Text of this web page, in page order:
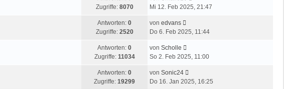
a
i
r
a
r
B
i
r
a
t
r
B
i
r
a
Zugriffe: 8070
e
z
t
r
B
i
Mi 12. Feb 2025, 21:47
Antworten: 0
Zugriffe: 2520
L
e
z
t
r
B
von edvans
Do 6. Feb 2025, 11:44
Antworten: 0
Zugriffe: 11034
L
e
z
t
von Scholle
So 2. Feb 2025, 11:00
Antworten: 0
Zugriffe: 19299
L
e
von Sonic24
Do 16. Jan 2025, 16:25